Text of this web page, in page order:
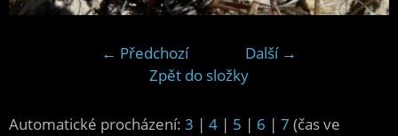
← Předchozí
Další →
Zpět do složky
Automatické procházení: 3 | 4 | 5 | 6 | 7 (čas ve